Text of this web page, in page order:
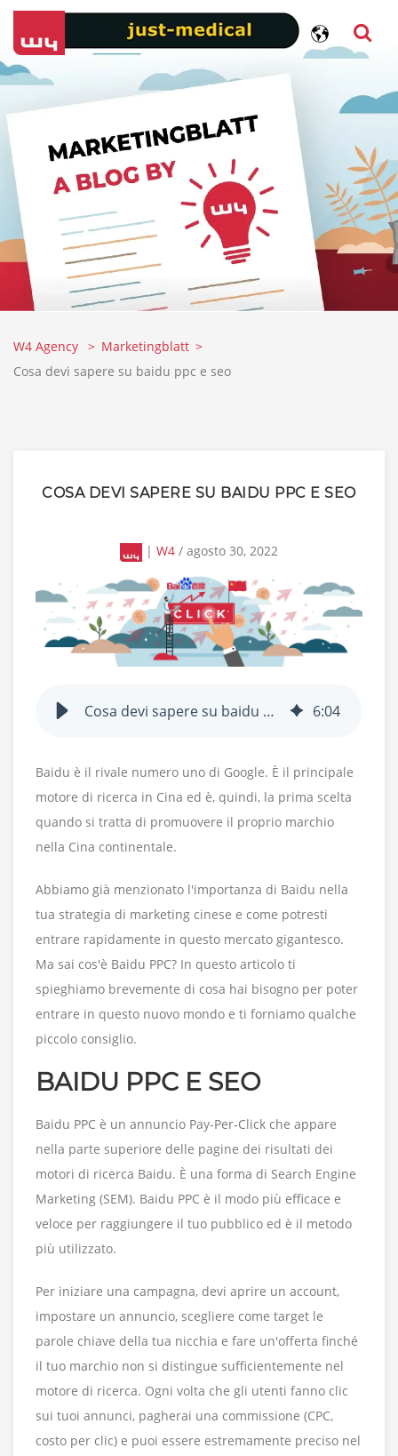
W4 Agency
Marketingblatt
Cosa devi sapere su baidu ppc e seo
COSA DEVI SAPERE SU BAIDU PPC E SEO
| W4 / agosto 30, 2022
Cosa devi sapere su baidu ppc e seo 6:04
Baidu è il rivale numero uno di Google. È il principale
motore di ricerca in Cina ed è, quindi, la prima scelta
quando si tratta di promuovere il proprio marchio
nella Cina continentale.
Abbiamo già menzionato l'importanza di Baidu nella
tua strategia di marketing cinese e come potresti
entrare rapidamente in questo mercato gigantesco.
Ma sai cos'è Baidu PPC? In questo articolo ti
spieghiamo brevemente di cosa hai bisogno per poter
entrare in questo nuovo mondo e ti forniamo qualche
piccolo consiglio.
BAIDU PPC E SEO
Baidu PPC è un annuncio Pay-Per-Click che appare
nella parte superiore delle pagine dei risultati dei
motori di ricerca Baidu. È una forma di Search Engine
Marketing (SEM). Baidu PPC è il modo più efficace e
veloce per raggiungere il tuo pubblico ed è il metodo
più utilizzato.
Per iniziare una campagna, devi aprire un account,
impostare un annuncio, scegliere come target le
parole chiave della tua nicchia e fare un'offerta finché
il tuo marchio non si distingue sufficientemente nel
motore di ricerca. Ogni volta che gli utenti fanno clic
sui tuoi annunci, pagherai una commissione (CPC,
costo per clic) e puoi essere estremamente preciso nel